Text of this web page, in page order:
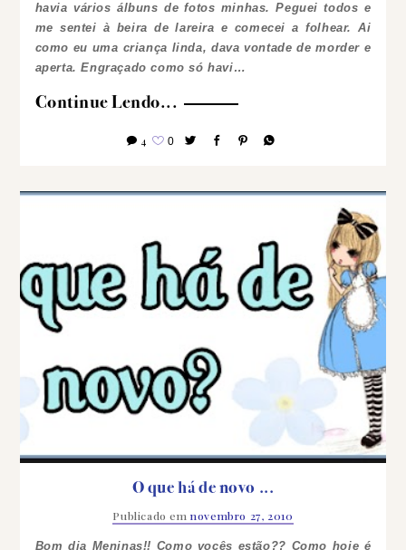
havia vários álbuns de fotos minhas. Peguei todos e
me sentei à beira de lareira e comecei a folhear.Ai
como eu uma criança linda, dava vontade de morder e
aperta. Engraçado como só havi…
Continue Lendo...
4 0
O que há de novo ...
Publicado emnovembro 27, 2010
Bom dia Meninas!! Como vocês estão?? Como hoje é